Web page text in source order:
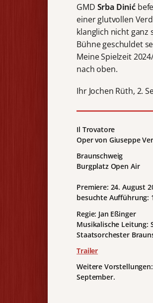
GMD Srba Dinić
einer glutvollen
klanglich nicht ganz
Bühne geschuldet
Meine Spielzeit
nach oben.
Ihr Jochen Rüth, 2.
Il Trovatore
Oper von Giuseppe
Braunschweig
Burgplatz Open Air
Premiere: 24. August
besuchte Aufführung:
Regie: Jan Eßinger
Musikalische Leitung:
Staatsorchester
Trailer
Weitere
September.